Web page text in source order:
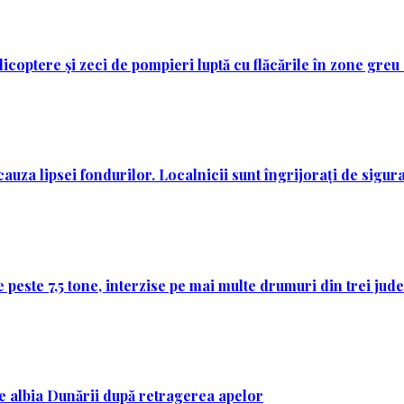
și zeci de pompieri luptă cu flăcările în zone greu
lipsei fondurilor. Localnicii sunt îngrijorați de
7,5 tone, interzise pe mai multe drumuri din trei
albia Dunării după retragerea apelor